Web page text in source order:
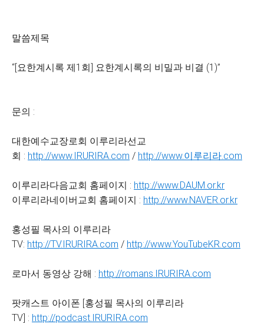
말씀제목
“[요한계시록 제1회] 요한계시록의 비밀과 비결 (1)”
문의 :
대한예수교장로회 이루리라선교
회 : http://www.IRURIRA.com / http://www.이루리라.com
이루리라다음교회 홈페이지 : http://www.DAUM.or.kr
이루리라네이버교회 홈페이지 : http://www.NAVER.or.kr
홍성필 목사의 이루리라
TV: http://TV.IRURIRA.com / http://www.YouTubeKR.com
로마서 동영상 강해 : http://romans.IRURIRA.com
팟캐스트 아이폰 [홍성필 목사의 이루리라
TV] : http://podcast.IRURIRA.com